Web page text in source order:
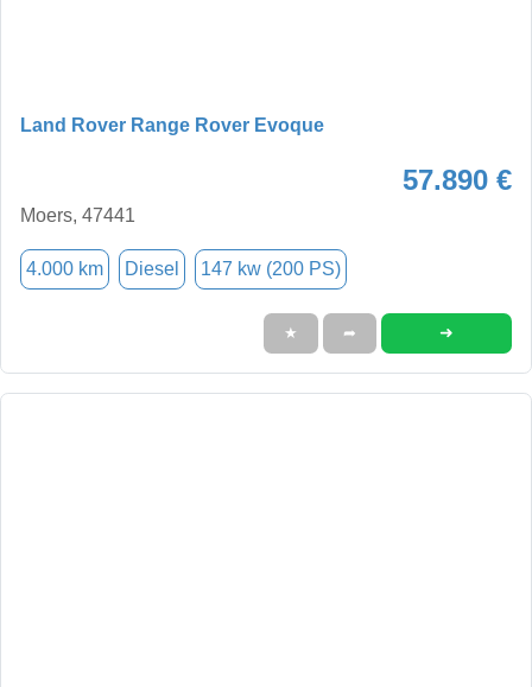
Land Rover Range Rover Evoque
57.890 €
Moers, 47441
4.000 km Diesel 147 kw (200 PS)
★ ➦ ➜